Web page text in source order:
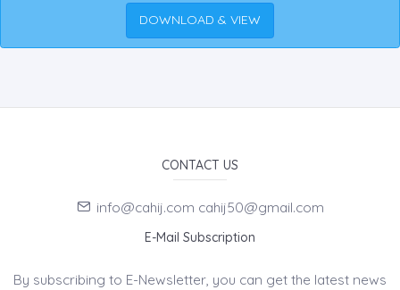
DOWNLOAD & VIEW
CONTACT US
info@cahij.com cahij50@gmail.com
E-Mail Subscription
By subscribing to E-Newsletter, you can get the latest news